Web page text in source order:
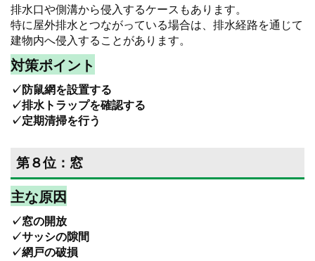
排水口や側溝から侵入するケースもあります。
特に屋外排水とつながっている場合は、排水経路を通じて
建物内へ侵入することがあります。
対策ポイント
✓防鼠網を設置する
✓排水トラップを確認する
✓定期清掃を行う
第８位：窓
主な原因
✓窓の開放
✓サッシの隙間
✓網戸の破損